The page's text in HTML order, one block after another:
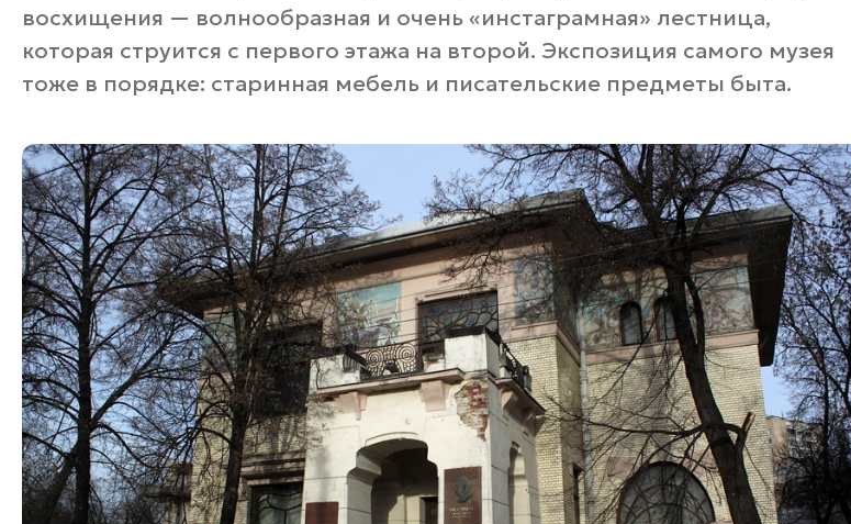
восхищения — волнообразная и очень «инстаграмная» лестница,
которая струится с первого этажа на второй. Экспозиция самого музея
тоже в порядке: старинная мебель и писательские предметы быта.